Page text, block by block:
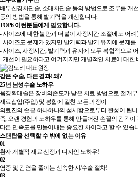
배부신경차단술, 소대차단술 등의 방법으로 조루를 개
등의 방법을 통해 발기력을 개선합니다.
TOP6 이런분들에게 필요합니다.
- 사이즈에 대한 불만과 더불이 사정시간 조절에도 어려
- 사이즈도 문제가 있지만 발기력과 발기 유지에 문제를
- 사이즈, 사정시간, 발기력과 유지에 모두 복합적으로
- 개선이 필요하다고 여겨지지만 개별적인 치료에 대한
같은 수술, 다른 결과! 왜?
25년 남성수술 노하우
음경확대술은 장비의존도가 낮은 치료 방법으로 절개부
재료삽입(주입) 및 봉합에 걸친 모든 과정이
의료진의 손끝 하나하나의 섬세함으로부터 완성이 됩니
즉, 오랜 경험과 노하우를 통해 만들어진 손끝의 감각이
다른 만족도를 만들어내는 중요한 차이라고 할 수 있습
스탠탑을 선택할 수 밖에 없는 이유
01
환자 개별적 재료 선정과 디자인 노하우!
02
염증 및 감염을 줄이는 신속한 시/수술 절차!